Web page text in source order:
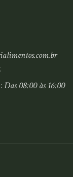
Das 08:00 às 16:00